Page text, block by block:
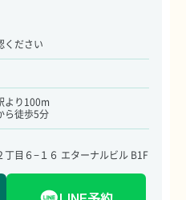
ください
より100m
ら徒歩5分
丁目６−１６ エターナルビル B1F